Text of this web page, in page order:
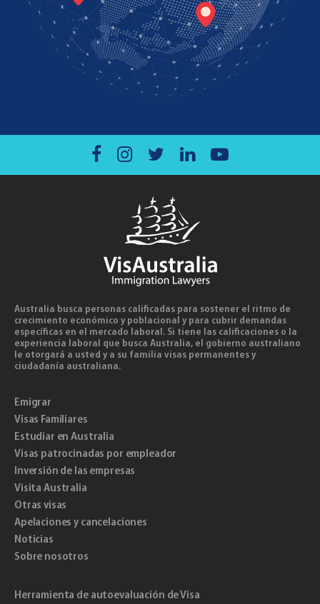
Australia busca personas calificadas para sostener el ritmo de
crecimiento económico y poblacional y para cubrir demandas
específicas en el mercado laboral. Si tiene las calificaciones o la
experiencia laboral que busca Australia, el gobierno australiano
le otorgará a usted y a su familia visas permanentes y
ciudadanía australiana.
Emigrar
Visas Familiares
Estudiar en Australia
Visas patrocinadas por empleador
Inversión de las empresas
Visita Australia
Otras visas
Apelaciones y cancelaciones
Noticias
Sobre nosotros
Herramienta de autoevaluación de Visa